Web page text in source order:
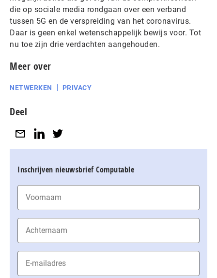
die op sociale media rondgaan over een verband
tussen 5G en de verspreiding van het coronavirus.
Daar is geen enkel wetenschappelijk bewijs voor. Tot
nu toe zijn drie verdachten aangehouden.
Meer over
NETWERKEN PRIVACY
Deel
Inschrijven nieuwsbrief Computable